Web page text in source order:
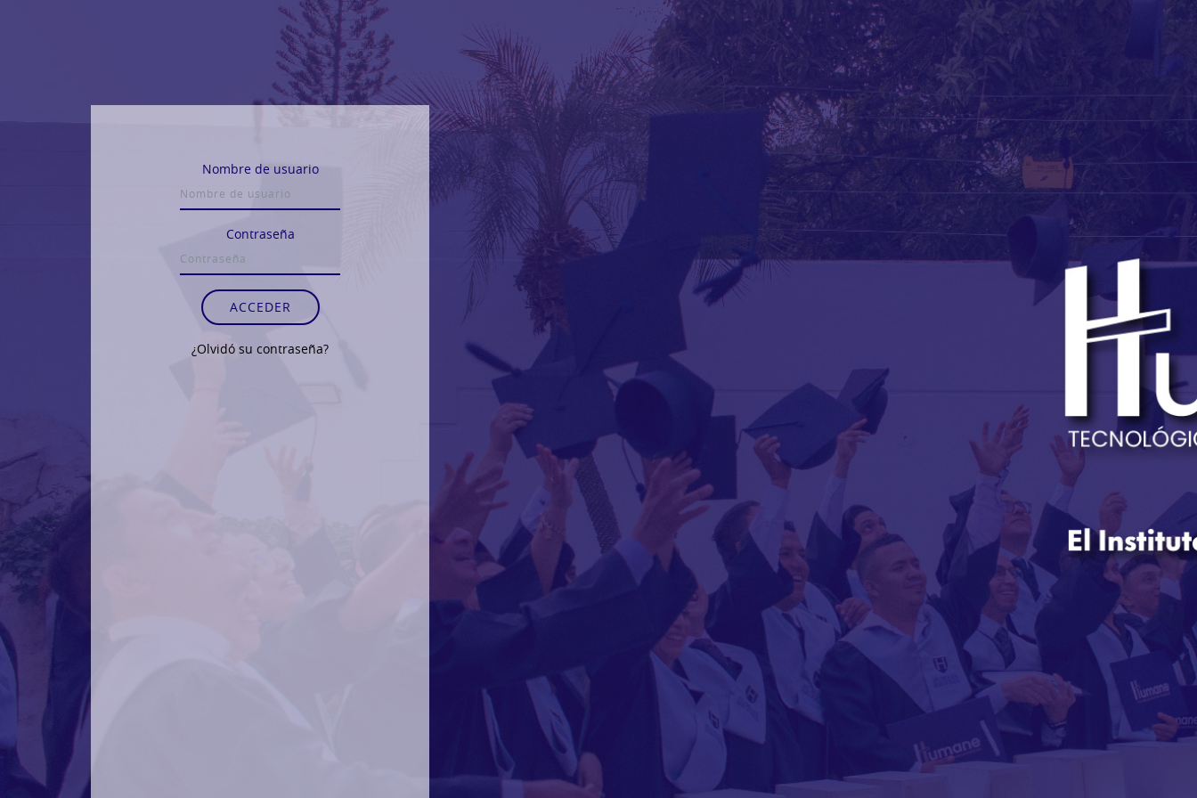
Nombre de usuario
Contraseña
ACCEDER
¿Olvidó su contraseña?